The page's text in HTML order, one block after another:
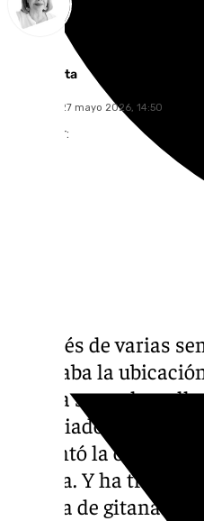
Ana Villalta
miércoles, 27 mayo 2026, 14:50
Compartir:
Después de varias
avanzaba la
la feria se vuelva a
anunciador. Estos
presentó la obra
Guinea. Y ha
vestida de gitana.